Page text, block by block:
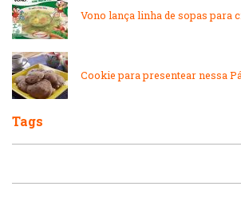
Portuguesa
Pizzarias
Portuguesa
Vono lança linha de sopas para
Cookie para presentear nessa
Tags